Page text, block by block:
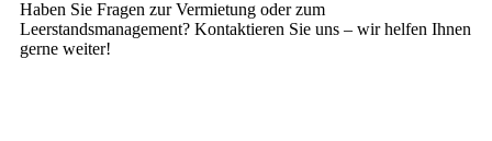
Haben Sie Fragen zur Vermietung oder zum
Leerstandsmanagement? Kontaktieren Sie uns – wir helfen Ihnen
gerne weiter!